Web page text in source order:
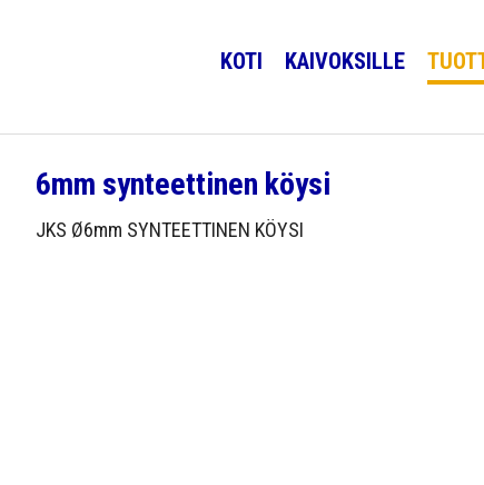
KOTI KAIVOKSILLE
6mm synteettinen köysi
JKS Ø6mm SYNTEETTINEN KÖYSI